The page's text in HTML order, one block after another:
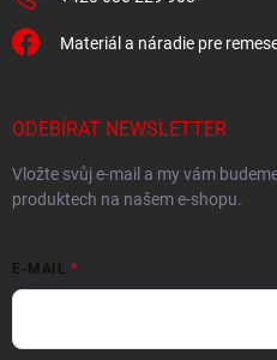
Materiál a náradie pre
ODEBÍRAT NEWSLETTER
Vložte svůj e-mail a my vám
produktech na našem e-shopu.
E-MAIL